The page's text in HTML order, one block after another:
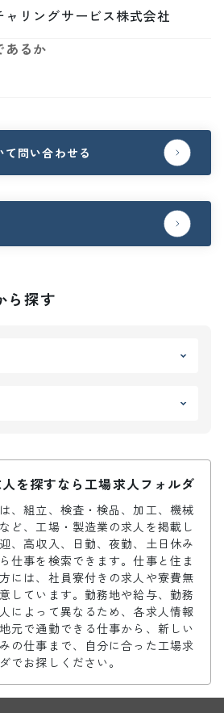
ャリングサービス株式会社
あるか
て問い合わせる
ら探す
を探すなら工場求人フォルダ
、組立、検査・検品、加工、機械
ど、工場・製造業の求人を掲載し
、高収入、日勤、夜勤、土日休み
仕事を検索できます。仕事と住ま
には、社員寮付きの求人や寮費無
しています。勤務地や給与、勤務
によって異なるため、各求人情報
元で通勤できる仕事から、新しい
の仕事まで、自分に合った工場求
でお探しください。